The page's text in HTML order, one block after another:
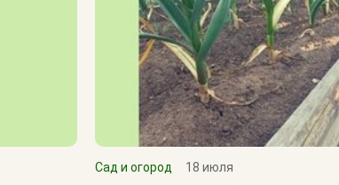
Сад и огород 18 июля